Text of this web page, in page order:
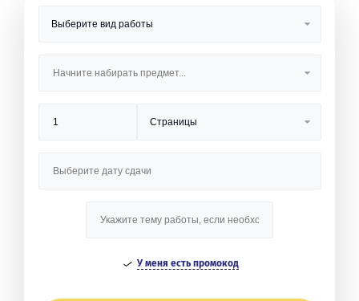
У меня есть промокод